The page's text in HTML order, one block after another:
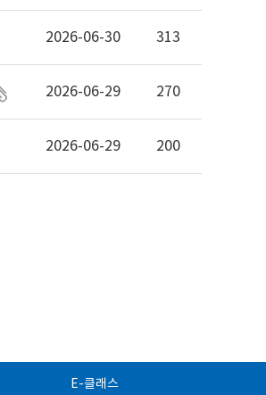
2026-06-30 313
2026-06-29 270
2026-06-29 200
E-클래스